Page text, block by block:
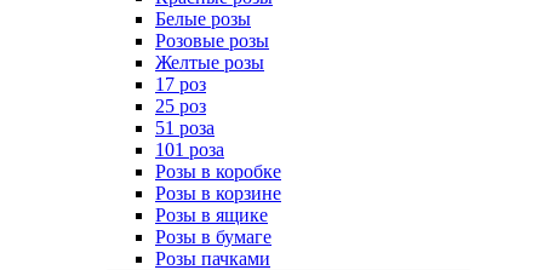
Белые розы
Розовые розы
Желтые розы
17 роз
25 роз
51 роза
101 роза
Розы в коробке
Розы в корзине
Розы в ящике
Розы в бумаге
Розы пачками